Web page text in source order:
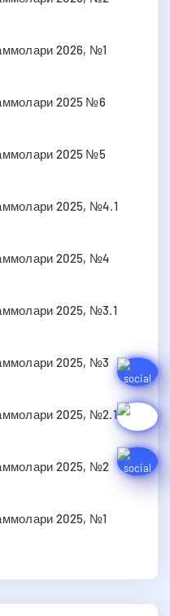
2026, №1
2025 №6
2025 №5
2025, №4.1
2025, №4
2025, №3.1
2025, №3
2025, №2.1
2025, №2
2025, №1